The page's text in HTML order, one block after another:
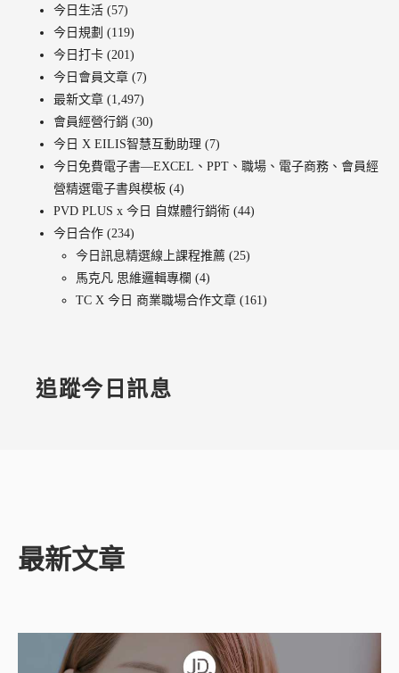
今日生活 (57)
今日規劃 (119)
今日打卡 (201)
今日會員文章 (7)
最新文章 (1,497)
會員經營行銷 (30)
今日 X EILIS智慧互動助理 (7)
今日免費電子書—EXCEL、PPT、職場、電子商務、會員經
營精選電子書與模板 (4)
PVD PLUS x 今日 自媒體行銷術 (44)
今日合作 (234)
今日訊息精選線上課程推薦 (25)
馬克凡 思維邏輯專欄 (4)
TC X 今日 商業職場合作文章 (161)
追蹤今日訊息
最新文章